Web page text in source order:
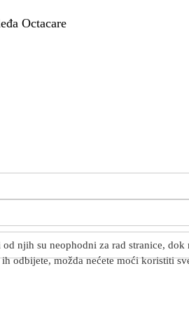
Octacare
njih su neophodni za rad stranice,
odbijete, možda nećete moći koristiti